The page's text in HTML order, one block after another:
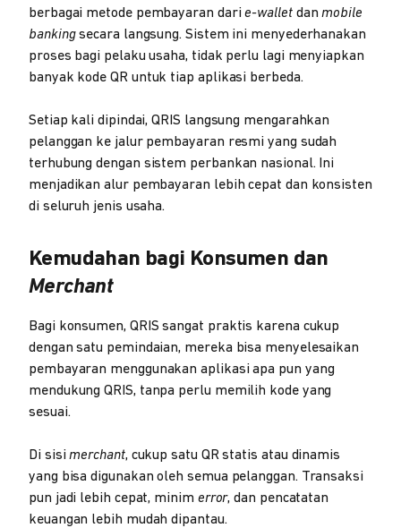
berbagai metode pembayaran darie-walletdanmobile
bankingsecara langsung. Sistem ini menyederhanakan
proses bagi pelaku usaha, tidak perlu lagi menyiapkan
banyak kode QR untuk tiap aplikasi berbeda.
Setiap kali dipindai, QRIS langsung mengarahkan
pelanggan ke jalur pembayaran resmi yang sudah
terhubung dengan sistem perbankan nasional. Ini
menjadikan alur pembayaran lebih cepat dan konsisten
di seluruh jenis usaha.
Kemudahan bagi Konsumen dan
Merchant
Bagi konsumen, QRIS sangat praktis karena cukup
dengan satu pemindaian, mereka bisa menyelesaikan
pembayaran menggunakan aplikasi apa pun yang
mendukung QRIS, tanpa perlu memilih kode yang
sesuai.
Di sisimerchant, cukup satu QR statis atau dinamis
yang bisa digunakan oleh semua pelanggan. Transaksi
pun jadi lebih cepat, minim error, dan pencatatan
keuangan lebih mudah dipantau.